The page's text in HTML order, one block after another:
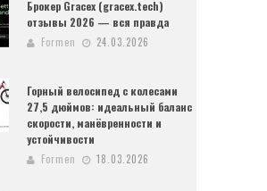
Брокер Gracex (gracex.tech)
отзывы 2026 — вся правда
Formen 24.03.2026
Горный велосипед с колесами
27,5 дюймов: идеальный баланс
скорости, манёвренности и
устойчивости
Formen 18.03.2026